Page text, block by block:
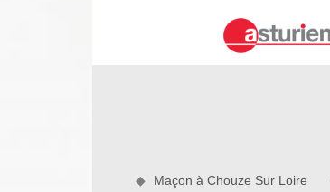
Travaux de salle de bains
Avez-vous un projet de carrelage
une rénovation totale, notre
place des services de qualité qui
Maçon à Chouze Sur Loire